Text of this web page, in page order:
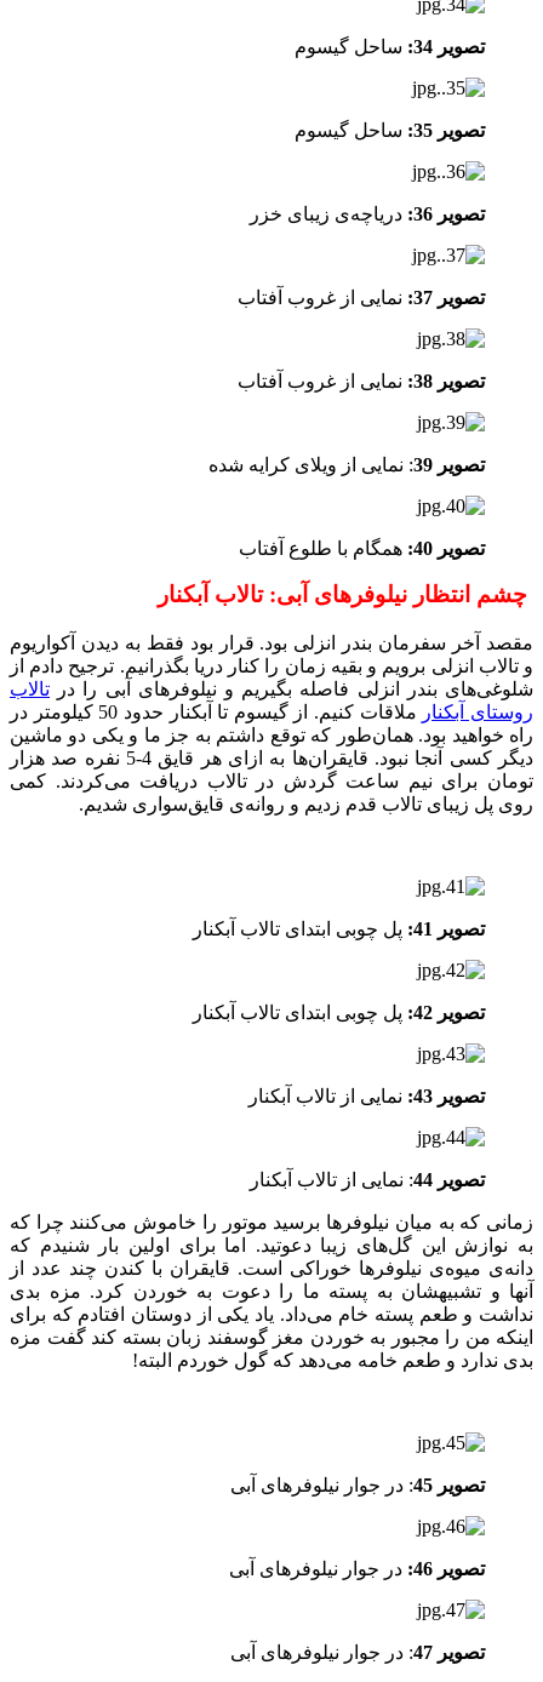
تصویر 34: ساحل گیسوم
تصویر 35: ساحل گیسوم
تصویر 36: دریاچه‌ی زیبای خزر
تصویر 37: نمایی از غروب آفتاب
تصویر 38: نمایی از غروب آفتاب
تصویر 39 : نمایی از ویلای کرایه شده
تصویر 40: همگام با طلوع آفتاب
چشم انتظار نیلوفرهای آبی: تالاب آبکنار
مقصد آخر سفرمان بندر انزلی بود. قرار بود فقط به دیدن آکواریوم
و تالاب انزلی برویم و بقیه زمان را کنار دریا بگذرانیم. ترجیح دادم از
شلوغی‌های بندر انزلی فاصله بگیریم و نیلوفرهای آبی را در تالاب
روستای آبکنار
ملاقات کنیم. از گیسوم تا آبکنار حدود 50 کیلومتر در
راه خواهید بود. همان‌طور که توقع داشتم به جز ما و یکی دو ماشین
دیگر کسی آنجا نبود. قایقران‌ها به ازای هر قایق 4-5 نفره صد هزار
تومان برای نیم ساعت گردش در تالاب دریافت می‌کردند. کمی
روی پل زیبای تالاب قدم زدیم و روانه‌ی قایق‌سواری شدیم.
تصویر 41: پل چوبی ابتدای تالاب آبکنار
تصویر 42: پل چوبی ابتدای تالاب آبکنار
تصویر 43: نمایی از تالاب آبکنار
تصویر 44 : نمایی از تالاب آبکنار
زمانی که به میان نیلوفرها برسید موتور را خاموش می‌کنند چرا که
به نوازش این گل‌های زیبا دعوتید. اما برای اولین بار شنیدم که
دانه‌ی میوه‌ی نیلوفرها خوراکی است. قایقران با کندن چند عدد از
آنها و تشبیه‎شان به پسته ما را دعوت به خوردن کرد. مزه بدی
نداشت و طعم پسته خام می‌داد. یاد یکی از دوستان افتادم که برای
اینکه من را مجبور به خوردن مغز گوسفند زبان بسته کند گفت مزه
بدی ندارد و طعم خامه می‌دهد که گول خوردم البته!
تصویر 45 : در جوار نیلوفرهای آبی
تصویر 46: در جوار نیلوفرهای آبی
تصویر 47 : در جوار نیلوفرهای آبی